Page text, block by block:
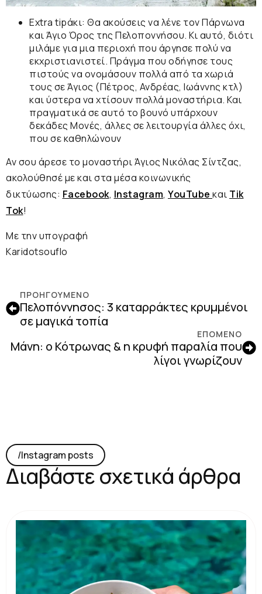
Extra tipάκι: Θα ακούσεις να λένε τον Πάρνωνα
καιΆγιο Όρος της Πελοποννήσου. Κι αυτό, διότι
μιλάμε για μια περιοχή που άργησε πολύ να
εκχριστιανιστεί. Πράγμα που οδήγησε τους
πιστούς να ονομάσουν πολλά από τα χωριά
τους σε Άγιος (Πέτρος, Ανδρέας, Ιωάννης κτλ)
και ύστερα να χτίσουν πολλά μοναστήρια. Και
πραγματικά σε αυτό το βουνό υπάρχουν
δεκάδες Μονές, άλλες σε λειτουργία άλλες όχι,
που σε καθηλώνουν
Αν σου άρεσε το μοναστήρι Άγιος Νικόλας Σίντζας,
ακολούθησέ με και στα μέσα κοινωνικής
δικτύωσης: Facebook, Instagram, YouTube και Tik
Tok!
Με την υπογραφή
Karidotsouflο
ΠΡΟΗΓΟΎΜΕΝΟ
Πελοπόννησος: 3 καταρράκτες κρυμμένοι
σε μαγικά τοπία
ΕΠΟΜΕΝΟ
Μάνη: ο Κότρωνας & η κρυφή παραλία που
λίγοι γνωρίζουν
/lnstagram posts
Διαβάστε σχετικά άρθρα